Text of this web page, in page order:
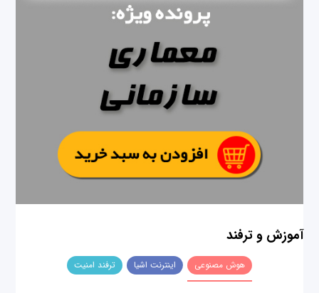
آموزش و ترفند
هوش مصنوعی اینترنت اشیا ترفند امنیت